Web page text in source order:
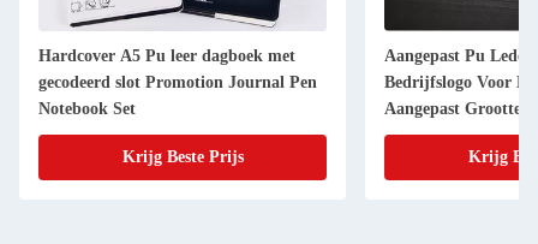
Pen
Aangepast Pu Lederen Notebook Met
Bedrijfslogo Voor Bedrijven B5 /
Aangepast Grootte
Krijg Beste Prijs
afgedrukt
bladen